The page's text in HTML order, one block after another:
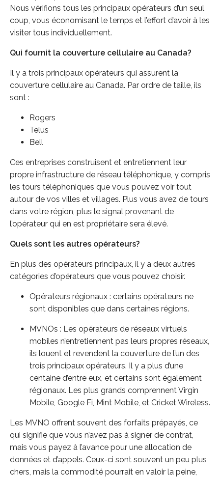
Nous vérifions tous les principaux opérateurs d’un seul
coup, vous économisant le temps et l’effort d’avoir à les
visiter tous individuellement.
Qui fournit la couverture cellulaire au Canada?
Il y a trois principaux opérateurs qui assurent la
couverture cellulaire au Canada. Par ordre de taille, ils
sont :
Rogers
Telus
Bell
Ces entreprises construisent et entretiennent leur
propre infrastructure de réseau téléphonique, y compris
les tours téléphoniques que vous pouvez voir tout
autour de vos villes et villages. Plus vous avez de tours
dans votre région, plus le signal provenant de
l’opérateur qui en est propriétaire sera élevé.
Quels sont les autres opérateurs?
En plus des opérateurs principaux, il y a deux autres
catégories d’opérateurs que vous pouvez choisir.
Opérateurs régionaux : certains opérateurs ne
sont disponibles que dans certaines régions.
MVNOs : Les opérateurs de réseaux virtuels
mobiles n’entretiennent pas leurs propres réseaux,
ils louent et revendent la couverture de l’un des
trois principaux opérateurs. Il y a plus d’une
centaine d’entre eux, et certains sont également
régionaux. Les plus grands comprennent Virgin
Mobile, Google Fi, Mint Mobile, et Cricket Wireless.
Les MVNO offrent souvent des forfaits prépayés, ce
qui signifie que vous n’avez pas à signer de contrat,
mais vous payez à l’avance pour une allocation de
données et d’appels. Ceux-ci sont souvent un peu plus
chers, mais la commodité pourrait en valoir la peine,